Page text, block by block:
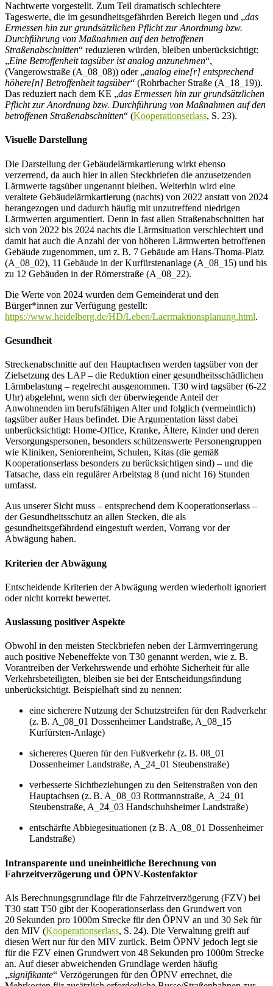
Nachtwerte vorgestellt. Zum Teil dramatisch schlechtere
Tageswerte, die im gesundheitsgefährden Bereich liegen und „das
Ermessen hin zur grundsätzlichen Pflicht zur Anordnung bzw.
Durchführung von Maßnahmen auf den betroffenen
Straßenabschnitten“ reduzieren würden, bleiben unberücksichtigt:
„Eine Betroffenheit tagsüber ist analog anzunehmen“,
(Vangerowstraße (A_08_08)) oder „analog eine[r] entsprechend
höhere[n] Betroffenheit tagsüber“ (Rohrbacher Straße (A_18_19)).
Das reduziert nach dem KE „das Ermessen hin zur grundsätzlichen
Pflicht zur Anordnung bzw. Durchführung von Maßnahmen auf den
betroffenen Straßenabschnitten“ (Kooperationserlass, S. 23).
Visuelle Darstellung
Die Darstellung der Gebäudelärmkartierung wirkt ebenso
verzerrend, da auch hier in allen Steckbriefen die anzusetzenden
Lärmwerte tagsüber ungenannt bleiben. Weiterhin wird eine
veraltete Gebäudelärmkartierung (nachts) von 2022 anstatt von 2024
herangezogen und dadurch häufig mit unzutreffend niedrigen
Lärmwerten argumentiert. Denn in fast allen Straßenabschnitten hat
sich von 2022 bis 2024 nachts die Lärmsituation verschlechtert und
damit hat auch die Anzahl der von höheren Lärmwerten betroffenen
Gebäude zugenommen, um z. B. 7 Gebäude am Hans-Thoma-Platz
(A_08_02), 11 Gebäude in der Kurfürstenanlage (A_08_15) und bis
zu 12 Gebäuden in der Römerstraße (A_08_22).
Die Werte von 2024 wurden dem Gemeinderat und den
Bürger*innen zur Verfügung gestellt:
https://www.heidelberg.de/HD/Leben/Laermaktionsplanung.html.
Gesundheit
Streckenabschnitte auf den Hauptachsen werden tagsüber von der
Zielsetzung des LAP – die Reduktion einer gesundheitsschädlichen
Lärmbelastung – regelrecht ausgenommen. T30 wird tagsüber (6-22
Uhr) abgelehnt, wenn sich der überwiegende Anteil der
Anwohnenden im berufsfähigen Alter und folglich (vermeintlich)
tagsüber außer Haus befindet. Die Argumentation lässt dabei
unberücksichtigt: Home-Office, Kranke, Ältere, Kinder und deren
Versorgungspersonen, besonders schützenswerte Personengruppen
wie Kliniken, Seniorenheim, Schulen, Kitas (die gemäß
Kooperationserlass besonders zu berücksichtigen sind) – und die
Tatsache, dass ein regulärer Arbeitstag 8 (und nicht 16) Stunden
umfasst.
Aus unserer Sicht muss – entsprechend dem Kooperationserlass –
der Gesundheitsschutz an allen Stecken, die als
gesundheitsgefährdend eingestuft werden, Vorrang vor der
Abwägung haben.
Kriterien der Abwägung
Entscheidende Kriterien der Abwägung werden wiederholt ignoriert
oder nicht korrekt bewertet.
Auslassung positiver Aspekte
Obwohl in den meisten Steckbriefen neben der Lärmverringerung
auch positive Nebeneffekte von T30 genannt werden, wie z. B.
Vorantreiben der Verkehrswende und erhöhte Sicherheit für alle
Verkehrsbeteiligten, bleiben sie bei der Entscheidungsfindung
unberücksichtigt. Beispielhaft sind zu nennen:
eine sicherere Nutzung der Schutzstreifen für den Radverkehr
(z. B. A_08_01 Dossenheimer Landstraße, A_08_15
Kurfürsten-Anlage)
sichereres Queren für den Fußverkehr (z. B. 08_01
Dossenheimer Landstraße, A_24_01 Steubenstraße)
verbesserte Sichtbeziehungen zu den Seitenstraßen von den
Hauptachsen (z. B. A_08_03 Rottmannstraße, A_24_01
Steubenstraße, A_24_03 Handschuhsheimer Landstraße)
entschärfte Abbiegesituationen (z B. A_08_01 Dossenheimer
Landstraße)
Intransparente und uneinheitliche Berechnung von
Fahrzeitverzögerung und ÖPNV-Kostenfaktor
Als Berechnungsgrundlage für die Fahrzeitverzögerung (FZV) bei
T30 statt T50 gibt der Kooperationserlass den Grundwert von
20 Sekunden pro 1000m Strecke für den ÖPNV an und 30 Sek für
den MIV (Kooperationserlass, S. 24). Die Verwaltung greift auf
diesen Wert nur für den MIV zurück. Beim ÖPNV jedoch legt sie
für die FZV einen Grundwert von 48 Sekunden pro 1000m Strecke
an. Auf dieser abweichenden Grundlage werden häufig
„signifikante“ Verzögerungen für den ÖPNV errechnet, die